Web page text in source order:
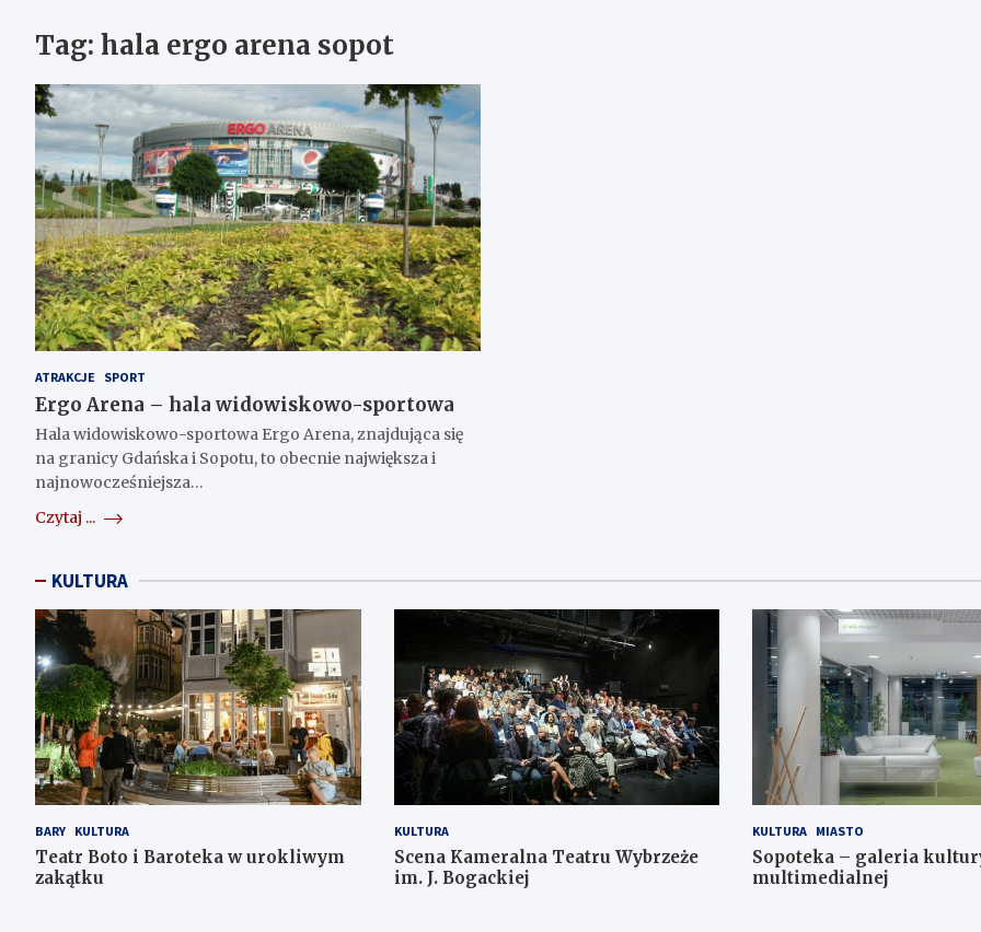
Tag: hala ergo arena sopot
ATRAKCJE SPORT
Ergo Arena – hala widowiskowo-sportowa
Hala widowiskowo-sportowa Ergo Arena, znajdująca się
na granicy Gdańska i Sopotu, to obecnie największa i
najnowocześniejsza…
Czytaj ...
KULTURA
BARY KULTURA
Teatr Boto i Baroteka w urokliwym
zakątku
KULTURA
Scena Kameralna Teatru Wybrzeże
im. J. Bogackiej
KULTURA MIASTO
Sopoteka – galeria
multimedialnej